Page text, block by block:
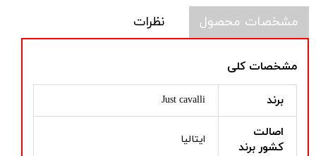
مشخصات محصول نظرات
مشخصات کلی
برند Just cavalli
اصالت
کشور برند
ایتالیا